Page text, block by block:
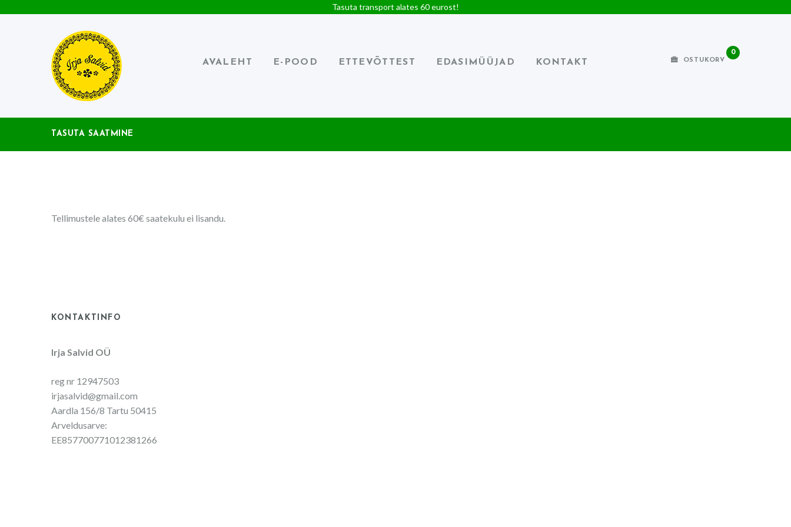
Tasuta transport alates 60 eurost!
AVALEHT E-POOD ETTEVÕTTEST EDASIMÜÜJAD KONTAKT OSTUKORV
0
TASUTA SAATMINE
Tellimustele alates 60€ saatekulu ei lisandu.
KONTAKTINFO
Irja Salvid OÜ
reg nr 12947503
irjasalvid@gmail.com
Aardla 156/8 Tartu 50415
Arveldusarve:
EE857700771012381266